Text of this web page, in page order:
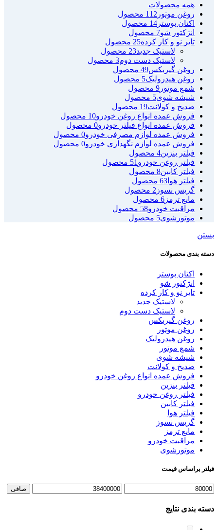
همه محصولات
روغن موتور 112 محصول
اکتان بوستر 14 محصول
انژکتور شو7 محصول
تایر نو و کار کرده25 محصول
لاستیک جدید23 محصول
لاستیک دست دوم3 محصول
روغن گیربکس49 محصول
روغن هیدرولیک5 محصول
شمع موتور 9 محصول
شیشه شوی5 محصول
ضدیخ و کولانت19 محصول
فروش عمده انواع روغن خودرو10 محصول
فروش عمده انواع فیلتر خودرو0 محصول
فروش عمده لوازم مصرفی خودرو0 محصول
فروش عمده لوازم نگهداری خودرو0 محصول
فیلتر بنزین4 محصول
فیلتر روغن خودرو 51 محصول
فیلتر کابین8 محصول
فیلتر هوا 63 محصول
گریس نسوز 2 محصول
مایع ترمز 6 محصول
مراقبت خودرو58 محصول
موتورشوی5 محصول
بستن
دسته بندی محصولات
اکتان بوستر
انژکتور شو
تایر نو و کار کرده
لاستیک جدید
لاستیک دست دوم
روغن گیربکس
روغن موتور
روغن هیدرولیک
شمع موتور
شیشه شوی
ضدیخ و کولانت
فروش عمده انواع روغن خودرو
فیلتر بنزین
فیلتر روغن خودرو
فیلتر کابین
فیلتر هوا
گریس نسوز
مایع ترمز
مراقبت خودرو
موتورشوی
فیلتر براساس قیمت
حداقل
حداكثر
صافی
دسته بندی نتایج